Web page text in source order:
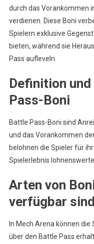
durch das Vorankommen
verdienen. Diese Boni
Spielern exklusive
bieten, während sie
Pass aufleveln.
Definition
Pass-Boni
Battle Pass-Boni sind
und das Vorankommen
belohnen die Spieler für
Spielerlebnis
Arten von
verfügbar sind
In Mech Arena können
über den Battle Pass